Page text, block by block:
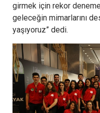
girmek için rekor
geleceğin mimarlarını
yaşıyoruz” dedi.